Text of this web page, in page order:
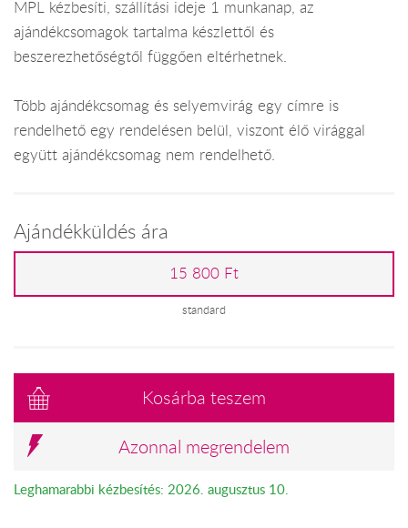
MPL kézbesíti, szállítási ideje 1 munkanap, az
ajándékcsomagok tartalma készlettől és
beszerezhetőségtől függően eltérhetnek.
Több ajándékcsomag és selyemvirág egy címre is
rendelhető egy rendelésen belül, viszont élő virággal
együtt ajándékcsomag nem rendelhető.
Ajándékküldés ára
15 800 Ft
standard
Kosárba teszem
Azonnal megrendelem
Leghamarabbi kézbesítés: 2026. augusztus 10.